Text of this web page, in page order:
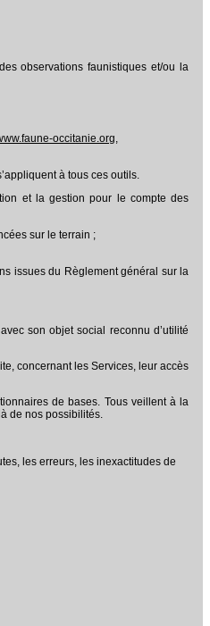
observations faunistiques et/ou la
occitanie.org,
à tous ces outils.
et la gestion pour le compte des
sur le terrain ;
issues du Règlement général sur la
son objet social reconnu d’utilité
concernant les Services, leur accès
de bases. Tous veillent à la
de nos possibilités.
les erreurs, les inexactitudes de